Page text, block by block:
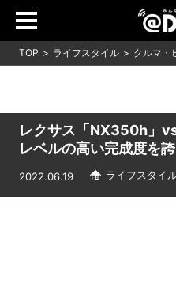
TOP ライフスタイル クルマ・
レクサス「NX350h」
レベルの高い完成度を
2022.06.19 ライフスタイ